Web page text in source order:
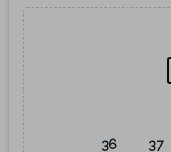
36
37